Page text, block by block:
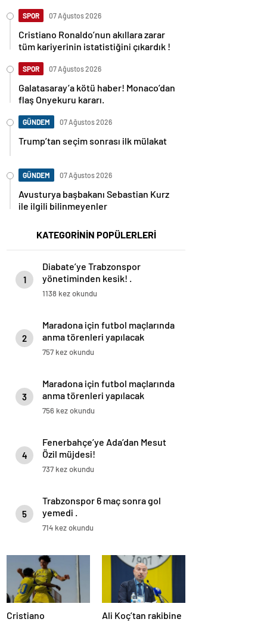
SPOR 07 Ağustos 2026
Cristiano Ronaldo’nun akıllara zarar
tüm kariyerinin istatistiğini çıkardık !
SPOR 07 Ağustos 2026
Galatasaray’a kötü haber! Monaco’dan
flaş Onyekuru kararı.
GÜNDEM 07 Ağustos 2026
Trump’tan seçim sonrası ilk mülakat
GÜNDEM 07 Ağustos 2026
Avusturya başbakanı Sebastian Kurz
ile ilgili bilinmeyenler
KATEGORİNİN POPÜLERLERİ
1
Diabate’ye Trabzonspor
yönetiminden kesik! .
1138 kez okundu
2
Maradona için futbol maçlarında
anma törenleri yapılacak
757 kez okundu
3
Maradona için futbol maçlarında
anma törenleri yapılacak
756 kez okundu
4
Fenerbahçe’ye Ada’dan Mesut
Özil müjdesi!
737 kez okundu
5
Trabzonspor 6 maç sonra gol
yemedi .
714 kez okundu
Cristiano
Ali Koç’tan rakibine